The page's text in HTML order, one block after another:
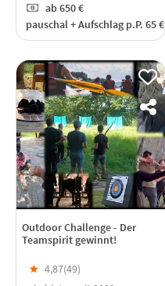
ab650 €
pauschal + Aufschlag p.P. 65 €
Outdoor Challenge - Der
Teamspirit gewinnt!
★ 4,87(49)